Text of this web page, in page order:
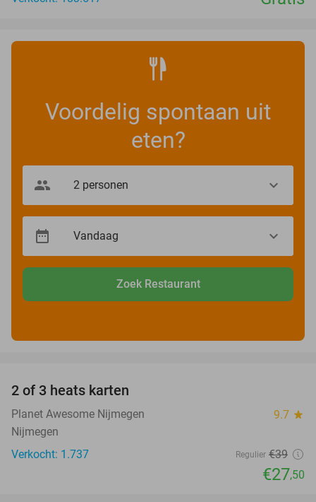
Voordelig spontaan uit
eten?
Zoek Restaurant
2 of 3 heats karten
Planet Awesome Nijmegen 9.7 star
Nijmegen
Verkocht: 1.737
Regulier €39
€27,50